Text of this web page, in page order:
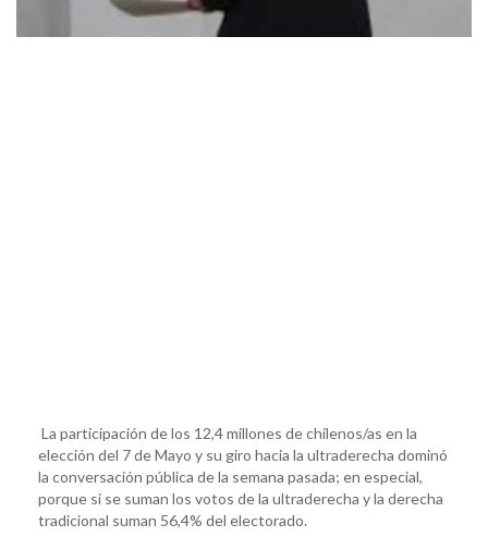
La participación de los 12,4 millones de chilenos/as en la
elección del 7 de Mayo y su giro hacia la ultraderecha dominó
la conversación pública de la semana pasada; en especial,
porque si se suman los votos de la ultraderecha y la derecha
tradicional suman 56,4% del electorado.